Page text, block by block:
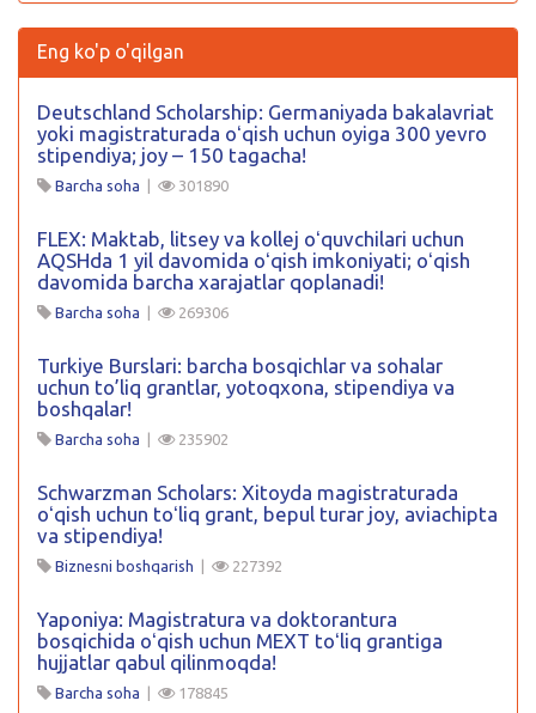
Eng ko'p o'qilgan
Deutschland Scholarship: Germaniyada bakalavriat
yoki magistraturada oʻqish uchun oyiga 300 yevro
stipendiya; joy – 150 tagacha!
Barcha soha | 301890
FLEX: Maktab, litsey va kollej oʻquvchilari uchun
AQSHda 1 yil davomida oʻqish imkoniyati; oʻqish
davomida barcha xarajatlar qoplanadi!
Barcha soha | 269306
Turkiye Burslari: barcha bosqichlar va sohalar
uchun to’liq grantlar, yotoqxona, stipendiya va
boshqalar!
Barcha soha | 235902
Schwarzman Scholars: Xitoyda magistraturada
oʻqish uchun toʻliq grant, bepul turar joy, aviachipta
va stipendiya!
Biznesni boshqarish | 227392
Yaponiya: Magistratura va doktorantura
bosqichida oʻqish uchun MEXT toʻliq grantiga
hujjatlar qabul qilinmoqda!
Barcha soha | 178845